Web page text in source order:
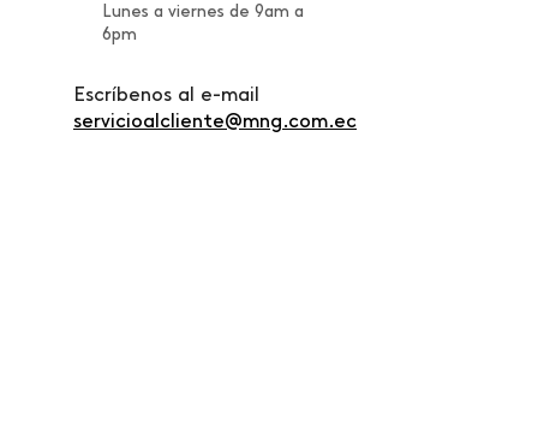
Lunes a viernes de 9am a
6pm
Escríbenos al e-mail
servicioalcliente@mng.com.ec